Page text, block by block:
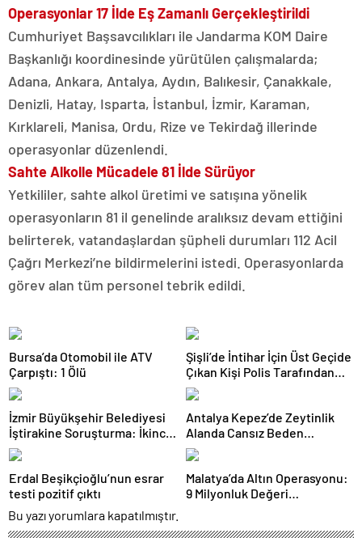
Operasyonlar 17 İlde Eş Zamanlı Gerçekleştirildi
Cumhuriyet Başsavcılıkları ile Jandarma KOM Daire
Başkanlığı koordinesinde yürütülen çalışmalarda;
Adana, Ankara, Antalya, Aydın, Balıkesir, Çanakkale,
Denizli, Hatay, Isparta, İstanbul, İzmir, Karaman,
Kırklareli, Manisa, Ordu, Rize ve Tekirdağ illerinde
operasyonlar düzenlendi.
Sahte Alkolle Mücadele 81 İlde Sürüyor
Yetkililer, sahte alkol üretimi ve satışına yönelik
operasyonların 81 il genelinde aralıksız devam ettiğini
belirterek, vatandaşlardan şüpheli durumları 112 Acil
Çağrı Merkezi’ne bildirmelerini istedi. Operasyonlarda
görev alan tüm personel tebrik edildi.
Bursa’da Otomobil ile ATV
Çarpıştı: 1 Ölü
Şişli’de İntihar İçin Üst Geçide
Çıkan Kişi Polis Tarafından
İkna Edildi
İzmir Büyükşehir Belediyesi
İştirakine Soruşturma: İkinci
Dalgada 2 Gözaltı
Antalya Kepez’de Zeytinlik
Alanda Cansız Beden
Bulundu
Erdal Beşikçioğlu’nun esrar
testi pozitif çıktı
Malatya’da Altın Operasyonu:
9 Milyonluk Değeri
Bu yazı yorumlara kapatılmıştır.